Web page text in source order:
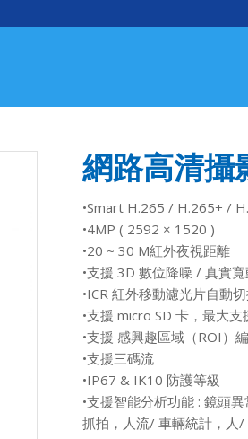
網路高清攝
•Smart H.265 / H.265+ /
•4MP ( 2592 × 1520 )
•20 ~ 30 M紅外夜視距離
•支援 3D 數位降噪 / 真實
•ICR 紅外移動濾光片自動
•支援 micro SD 卡，最大
•支援 感興趣區域（ROI）
•支援三碼流
•IP67 & IK10 防護等級
•支援智能分析功能 : 鏡頭
抓拍，人流/ 車輛統計，人/